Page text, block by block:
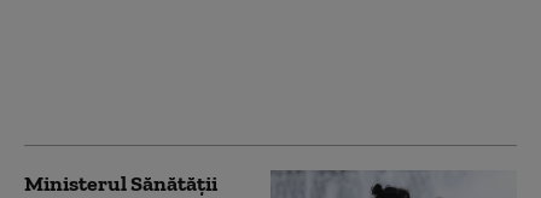
Ministerul Sănătății